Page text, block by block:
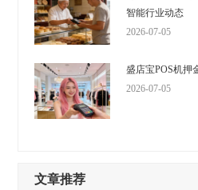
智能行业动态
2026-07-05
盛店宝POS机押
2026-07-05
文章推荐